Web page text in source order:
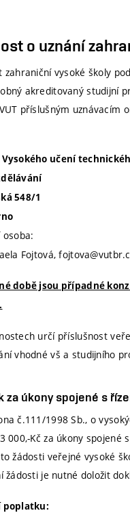
o uznání
zahraniční vysoké školy
akreditovaný studijní
příslušným uznávacím
učení
548/1
osoba:
Fojtová,
době jsou případné
určí příslušnost
vhodné vš a studijního
za úkony spojené s
č.111/1998 Sb., o
3 000,-Kč za úkony spojené
žádosti veřejné vysoké
žádosti je nutné doložit
poplatku: